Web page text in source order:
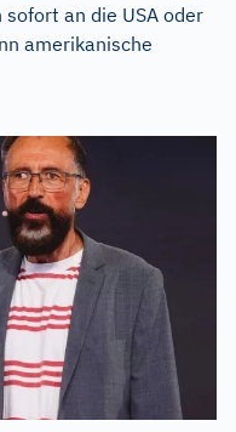
an die USA oder
amerikanische